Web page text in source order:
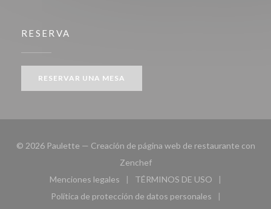
RESERVA
RESERVAR UNA MESA
© 2026 Paulette — Creación de página web de restaurante con
Zenchef((abre en una nueva ventana))
Menciones legales
((abre en una nueva ventana))
TÉRMINOS DE USO
((abre en una nueva
Política de protección de datos personales
((abre en una nueva ventana))